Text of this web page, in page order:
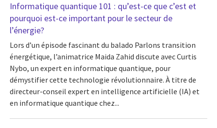
Informatique quantique 101 : qu’est-ce que c’est et
pourquoi est-ce important pour le secteur de
l’énergie?
Lors d’un épisode fascinant du balado Parlons transition
énergétique, l’animatrice Maida Zahid discute avec Curtis
Nybo, un expert en informatique quantique, pour
démystifier cette technologie révolutionnaire. À titre de
directeur-conseil expert en intelligence artificielle (IA) et
en informatique quantique chez...